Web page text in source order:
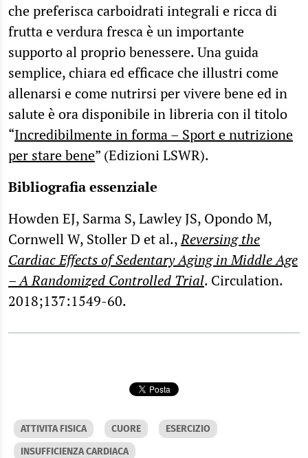
che preferisca carboidrati integrali e ricca di
frutta e verdura fresca è un importante
supporto al proprio benessere. Una guida
semplice, chiara ed efficace che illustri come
allenarsi e come nutrirsi per vivere bene ed in
salute è ora disponibile in libreria con il titolo
“Incredibilmente in forma – Sport e nutrizione
per stare bene” (Edizioni LSWR).
Bibliografia essenziale
Howden EJ, Sarma S, Lawley JS, Opondo M,
Cornwell W, Stoller D et al.,Reversing the
Cardiac Effects of Sedentary Aging in Middle Age
– A Randomized Controlled Trial. Circulation.
2018;137:1549-60.
ATTIVITA FISICA CUORE
ESERCIZIO
INSUFFICIENZA CARDIACA